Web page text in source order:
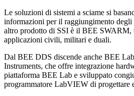
Le soluzioni di sistemi a sciame si
informazioni per il raggiungimento
altro prodotto di SSI è il BEE SWARM,
applicazioni civili, militari e duali.
Dal BEE DDS discende anche BEE
Instruments, che offre integrazione
piattaforma BEE Lab e sviluppato
programmatore LabVIEW di progettare